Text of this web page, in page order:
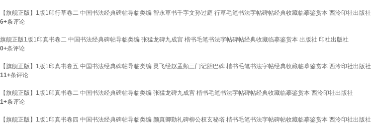
【旗舰正版】1版1印行草卷二 中国书法经典碑帖导临类编 智永草书千字文孙过庭 行草毛笔书法字帖碑帖经典收藏临摹鉴赏本 西泠印社出版社
6+条评论
旗舰正版1版1印真书卷二 中国书法经典碑帖导临类编 张猛龙碑九成宫 楷书毛笔书法字帖碑帖经典收藏临摹鉴赏本 出版社 印社出版社
0+条评论
【旗舰正版】1版1印真书卷五 中国书法经典碑帖导临类编 灵飞经赵孟頫三门记胆巴碑 楷书毛笔书法字帖经典收藏临摹鉴赏本 西泠印社出版社
11+条评论
【旗舰正版】1版1印真书卷二 中国书法经典碑帖导临类编 张猛龙碑九成宫 楷书毛笔书法字帖碑帖经典收藏临摹鉴赏本 西泠印社出版社
1+条评论
【旗舰正版】1版1印真书卷四 中国书法经典碑帖导临类编 颜真卿勤礼碑柳公权玄秘塔 楷书毛笔书法字帖碑帖收藏临摹鉴赏本 西泠印社出版社